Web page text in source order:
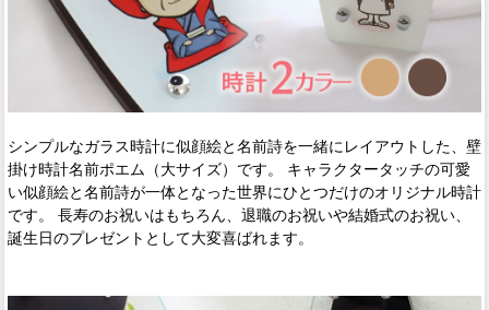
シンプルなガラス時計に似顔絵と名前詩を一緒にレイアウトした、壁
掛け時計名前ポエム（大サイズ）です。 キャラクタータッチの可愛
い似顔絵と名前詩が一体となった世界にひとつだけのオリジナル時計
です。 長寿のお祝いはもちろん、退職のお祝いや結婚式のお祝い、
誕生日のプレゼントとして大変喜ばれます。